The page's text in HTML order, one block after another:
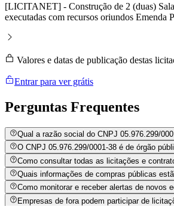
[LICITANET] - Construção de 2 (duas)
executadas com recursos oriundos Emenda
Valores e datas de publicação destas
Entrar para ver grátis
Perguntas Frequentes
Qual a razão social do CNPJ 05.976.299/
O CNPJ 05.976.299/0001-38 é de órgão
Como consultar todas as licitações e
Quais informações de compras públicas
Como monitorar e receber alertas de novos
Empresas de fora podem participar de